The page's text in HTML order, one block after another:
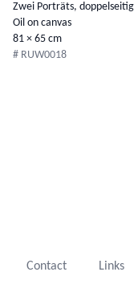
Zwei Porträts,
Oil on canvas
81 × 65 cm
# RUW0018
Contact Links